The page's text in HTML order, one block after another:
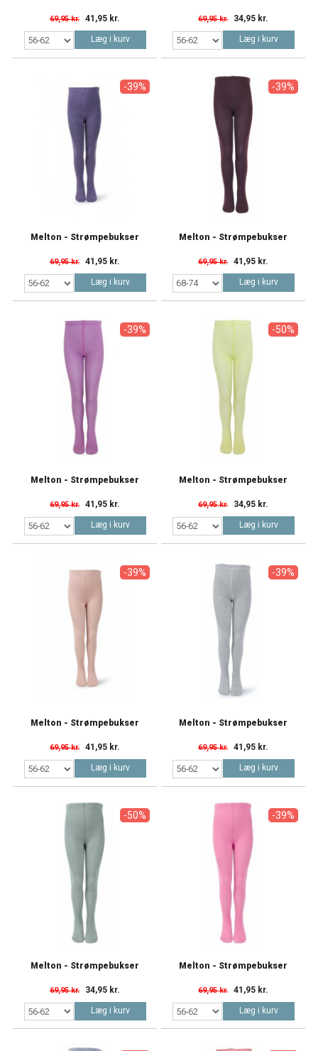
69,95 kr. 41,95 kr.
Læg i kurv
69,95 kr. 34,95 kr.
Læg i kurv
-39%
Melton - Strømpebukser
69,95 kr. 41,95 kr.
Læg i kurv
-39%
Melton - Strømpebukser
69,95 kr. 41,95 kr.
Læg i kurv
-39%
Melton - Strømpebukser
69,95 kr. 41,95 kr.
Læg i kurv
-50%
Melton - Strømpebukser
69,95 kr. 34,95 kr.
Læg i kurv
-39%
Melton - Strømpebukser
69,95 kr. 41,95 kr.
Læg i kurv
-39%
Melton - Strømpebukser
69,95 kr. 41,95 kr.
Læg i kurv
-50%
Melton - Strømpebukser
69,95 kr. 34,95 kr.
Læg i kurv
-39%
Melton - Strømpebukser
69,95 kr. 41,95 kr.
Læg i kurv